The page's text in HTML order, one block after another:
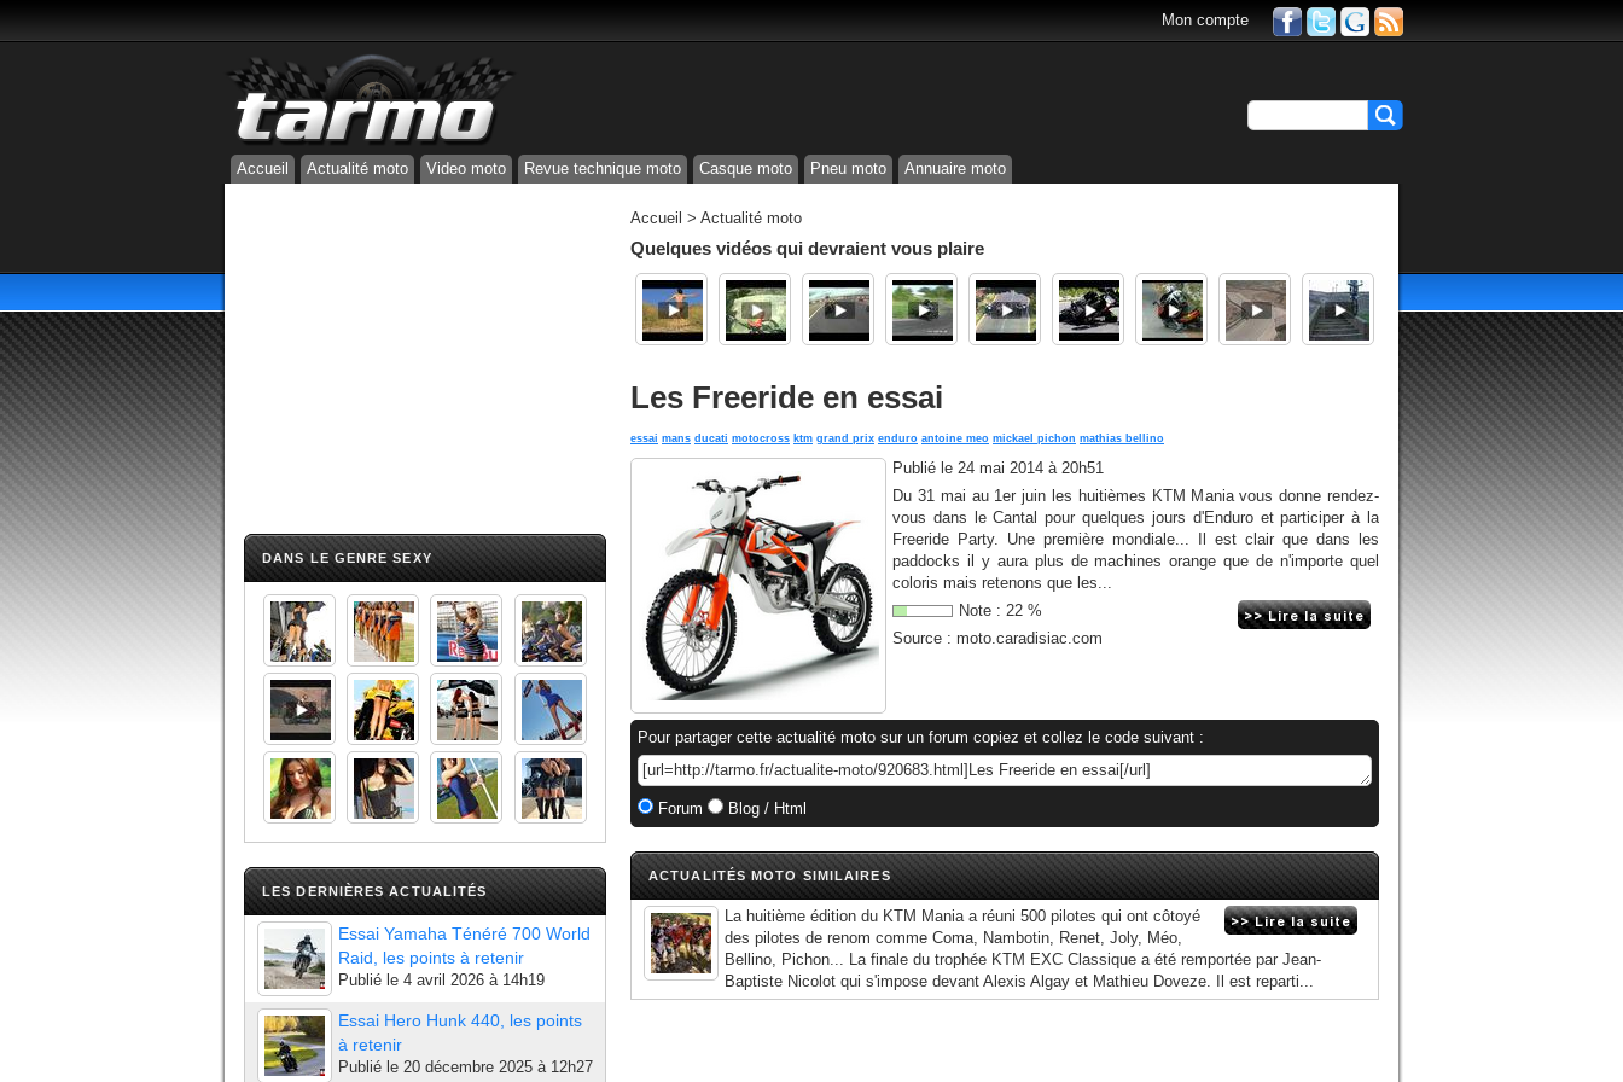
Mon compte
Accueil Actualité moto Video moto Revue technique moto Casque moto Pneu moto Annuaire moto
DANS LE GENRE SEXY
LES DERNIÈRES ACTUALITÉS
Essai Yamaha Ténéré 700 World
Raid, les points à retenir
Publié le 4 avril 2026 à 14h19
Essai Hero Hunk 440, les points
à retenir
Publié le 20 décembre 2025 à 12h27
Accueil > Actualité moto
Quelques vidéos qui devraient vous plaire
Les Freeride en essai
essai mans ducati motocross ktm grand prix enduro antoine meo mickael pichon mathias bellino
Publié le 24 mai 2014 à 20h51
Du 31 mai au 1er juin les huitièmes KTM Mania vous donne rendez-
vous dans le Cantal pour quelques jours d'Enduro et participer à la
Freeride Party. Une première mondiale... Il est clair que dans les
paddocks il y aura plus de machines orange que de n'importe quel
coloris mais retenons que les...
Note : 22 %
Source : moto.caradisiac.com
Pour partager cette actualité moto sur un forum copiez et collez le code suivant :
Forum Blog / Html
ACTUALITÉS MOTO SIMILAIRES
La huitième édition du KTM Mania a réuni 500 pilotes qui ont côtoyé
des pilotes de renom comme Coma, Nambotin, Renet, Joly, Méo,
Bellino, Pichon... La finale du trophée KTM EXC Classique a été remportée par Jean-
Baptiste Nicolot qui s'impose devant Alexis Algay et Mathieu Doveze. Il est reparti...